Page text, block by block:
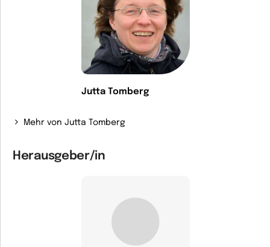
Jutta Tomberg
Mehr von Jutta Tomberg
Herausgeber/in